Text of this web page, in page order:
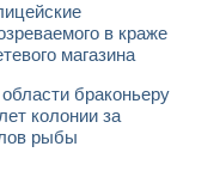
в краже
магазина
браконьеру
колонии за
рыбы